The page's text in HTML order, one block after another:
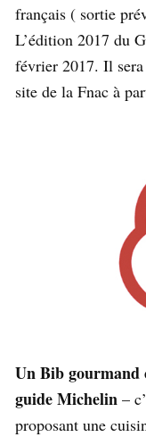
français ( sortie
L’édition 2017 du
février 2017. Il
site de la Fnac à
Un Bib gourmand
guide Michelin –
proposant une